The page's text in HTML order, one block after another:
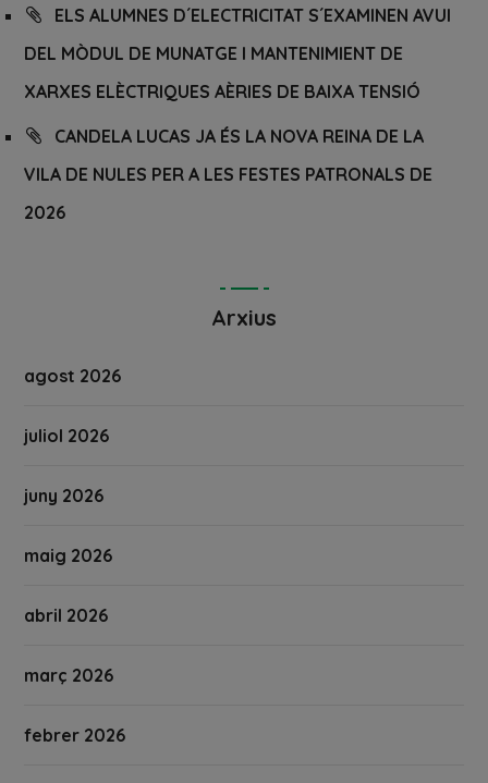
ELS ALUMNES D´ELECTRICITAT S´EXAMINEN AVUI
DEL MÒDUL DE MUNATGE I MANTENIMIENT DE
XARXES ELÈCTRIQUES AÈRIES DE BAIXA TENSIÓ
CANDELA LUCAS JA ÉS LA NOVA REINA DE LA
VILA DE NULES PER A LES FESTES PATRONALS DE
2026
Arxius
agost 2026
juliol 2026
juny 2026
maig 2026
abril 2026
març 2026
febrer 2026